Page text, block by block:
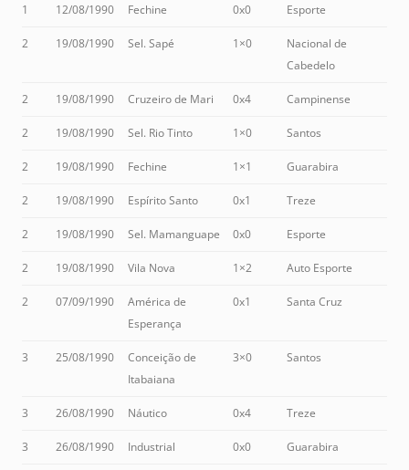
1 12/08/1990 Fechine 0x0 Esporte
2 19/08/1990 Sel. Sapé 1×0
Nacional de
Cabedelo
2 19/08/1990 Cruzeiro de Mari 0x4 Campinense
2 19/08/1990 Sel. Rio Tinto 1×0 Santos
2 19/08/1990 Fechine 1×1 Guarabira
2 19/08/1990 Espírito Santo 0x1 Treze
2 19/08/1990 Sel. Mamanguape 0x0 Esporte
2 19/08/1990 Vila Nova 1×2 Auto Esporte
2 07/09/1990
América de
Esperança
0x1 Santa Cruz
3 25/08/1990
Conceição de
Itabaiana
3×0 Santos
3 26/08/1990 Náutico 0x4 Treze
3 26/08/1990 Industrial 0x0 Guarabira